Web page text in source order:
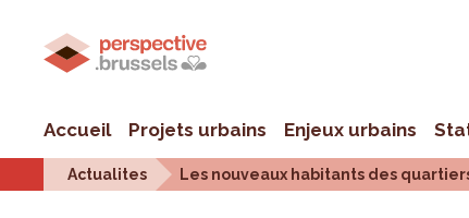
Accueil Projets urbains Enjeux urbains
Actualites Les nouveaux habitants des